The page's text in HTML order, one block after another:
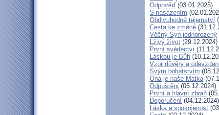
Odpověď (03.01.2025)
S nasazením
Obdivuhodné tajemství
Cesta ke změně
Věčný Syn jednorozený
Lživý život (29.12.2024)
První svědectví
Láskou je Bůh
Vzor důvěry a
Svým bohatstvím
Ona je naše Matka
Odpuštění (06.12.2024)
První a hlavní zbraň
Doporučení (04.12.2024)
Láska a spokojenost